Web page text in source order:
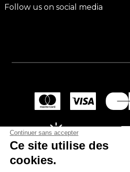
Continuer sans accepter
Ce site utilise des
cookies.
Follow us on social media